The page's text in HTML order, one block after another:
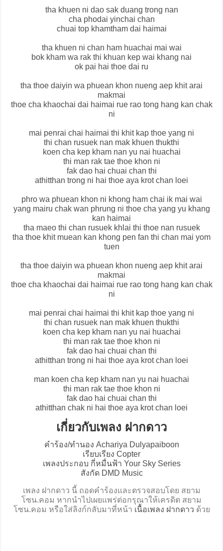
tha khuen ni dao sak duang trong nan
cha phodai yinchai chan
chuai top khamtham dai haimai
tha khuen ni chan ham huachai mai wai
bok kham wa rak thi khuan kep wai khang nai
ok pai hai thoe dai ru
tha thoe daiyin wa phuean khon nueng aep khit arai
makmai
thoe cha khaochai dai haimai rue rao tong hang kan chak
ni
mai penrai chai haimai thi khit kap thoe yang ni
thi chan rusuek nan mak khuen thukthi
koen cha kep kham nan yu nai huachai
thi man rak tae thoe khon ni
fak dao hai chuai chan thi
athitthan trong ni hai thoe aya krot chan loei
phro wa phuean khon ni khong ham chai ik mai wai
yang mairu chak wan phrung ni thoe cha yang yu khang
kan haimai
tha maeo thi chan rusuek khlai thi thoe nan rusuek
tha thoe khit muean kan khong pen fan thi chan mai yom
tuen
tha thoe daiyin wa phuean khon nueng aep khit arai
makmai
thoe cha khaochai dai haimai rue rao tong hang kan chak
ni
mai penrai chai haimai thi khit kap thoe yang ni
thi chan rusuek nan mak khuen thukthi
koen cha kep kham nan yu nai huachai
thi man rak tae thoe khon ni
fak dao hai chuai chan thi
athitthan trong ni hai thoe aya krot chan loei
man koen cha kep kham nan yu nai huachai
thi man rak tae thoe khon ni
fak dao hai chuai chan thi
athitthan chak ni hai thoe aya krot chan loei
เกี่ยวกับเพลง ฝากดาว
คำร้อง/ทำนอง Achariya Dulyapaiboon
เรียบเรียง Copter
เพลงประกอบ กี่หมื่นฟ้า Your Sky Series
สังกัด DMD Music
เพลง ฝากดาว นี้ ถอดคำร้องและตรวจสอบโดย สยาม
โซน.คอม หากนำไปเผยแพร่ต่อกรุณาให้เครดิต สยาม
โซน.คอม หรือใส่ลิงก์กลับมาที่หน้า เนื้อเพลง ฝากดาว ด้วย